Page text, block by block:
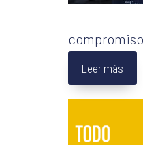
Leer màs